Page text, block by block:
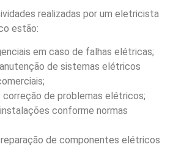
realizadas por um eletricista
estão:
em caso de falhas elétricas;
de sistemas elétricos
correção de problemas elétricos;
conforme normas
de componentes elétricos